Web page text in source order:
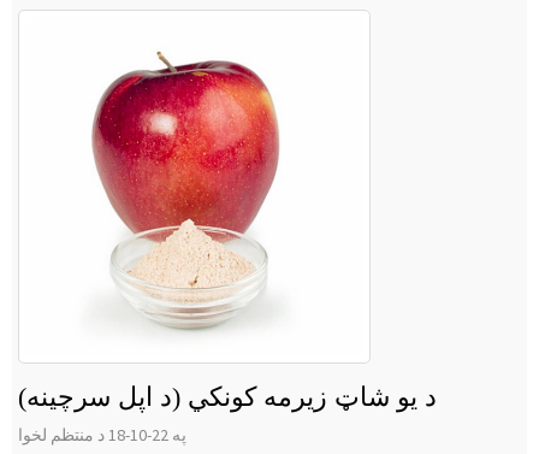
د یو شاټ زیرمه کونکي (د اپل سرچینه)
په 22-10-18 د منتظم لخوا